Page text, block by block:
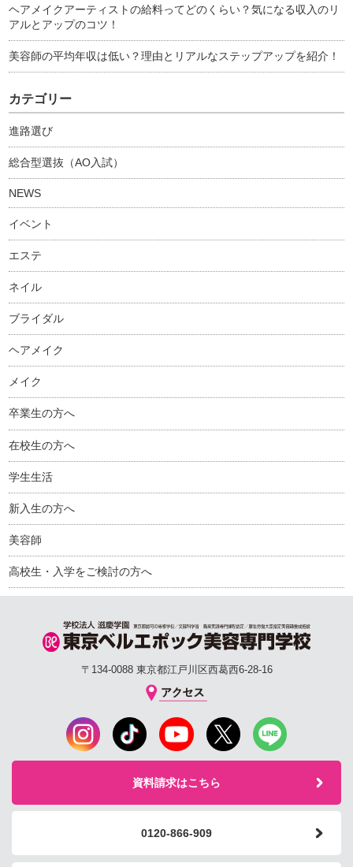
ヘアメイクアーティストの給料ってどのくらい？気になる収入のリ
アルとアップのコツ！
美容師の平均年収は低い？理由とリアルなステップアップを紹介！
カテゴリー
進路選び
総合型選抜（AO入試）
NEWS
イベント
エステ
ネイル
ブライダル
ヘアメイク
メイク
卒業生の方へ
在校生の方へ
学生生活
新入生の方へ
美容師
高校生・入学をご検討の方へ
〒134-0088 東京都江戸川区西葛西6-28-16
資料請求はこちら
0120-866-909